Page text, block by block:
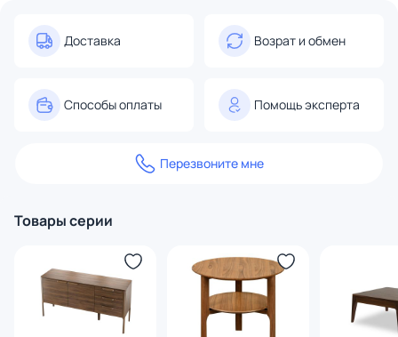
Доставка Возрат и обмен
Способы оплаты Помощь эксперта
Перезвоните мне
Товары серии